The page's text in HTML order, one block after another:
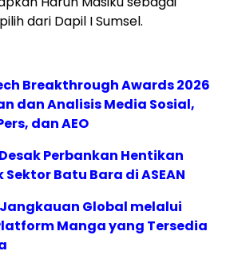
dari Dapil I Sumsel.
Breakthrough Awards 2026
dan Analisis Media Sosial,
dan AEO
Perbankan Hentikan
Batu Bara di ASEAN
Global melalui
Manga yang Tersedia